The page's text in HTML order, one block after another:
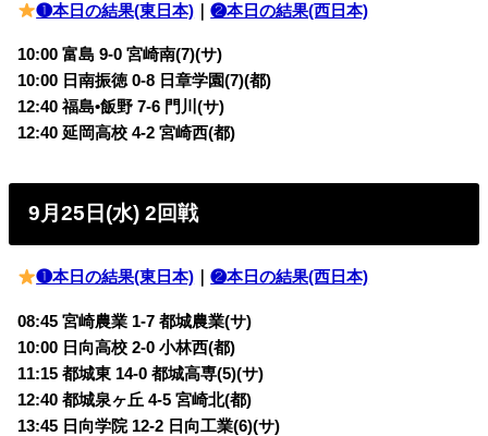
❶本日の結果(東日本) ｜❷本日の結果(西日本)
10:00 富島 9-0 宮崎南(7)(サ)
10:00 日南振徳 0-8 日章学園(7)(都)
12:40 福島•飯野 7-6 門川(サ)
12:40 延岡高校 4-2 宮崎西(都)
9月25日(水) 2回戦
❶本日の結果(東日本) ｜❷本日の結果(西日本)
08:45 宮崎農業 1-7 都城農業(サ)
10:00 日向高校 2-0 小林西(都)
11:15 都城東 14-0 都城高専(5)(サ)
12:40 都城泉ヶ丘 4-5 宮崎北(都)
13:45 日向学院 12-2 日向工業(6)(サ)